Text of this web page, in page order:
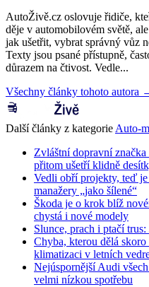
AutoŽivě.cz oslovuje řidiče,
děje v automobilovém světě,
jak ušetřit, vybrat správný vůz
Texty jsou psané přístupně,
důrazem na čtivost. Vedle...
Všechny články tohoto autora
Další články z kategorieAuto-
Zvláštní dopravní
přitom ušetří klidně
Vedli obří projekty, teď
manažery „jako šílené“
Škoda je o krok blíž
chystá i nové modely
Slunce, prach i ptačí
Chyba, kterou dělá
klimatizaci v letních
Nejúspornější Audi
velmi nízkou spotřebu